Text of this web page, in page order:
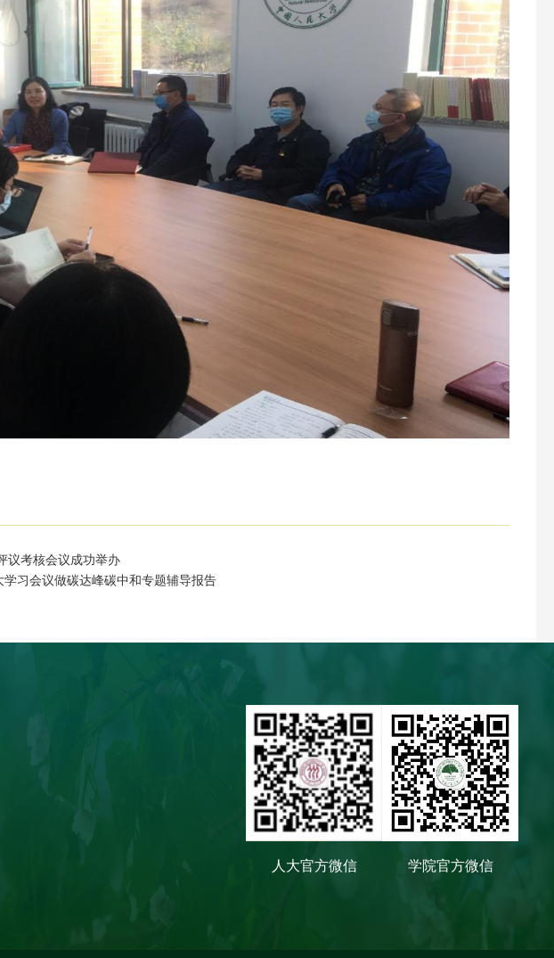
议考核会议成功举办
习会议做碳达峰碳中和专题辅导报告
人大官方微信
学院官方微信